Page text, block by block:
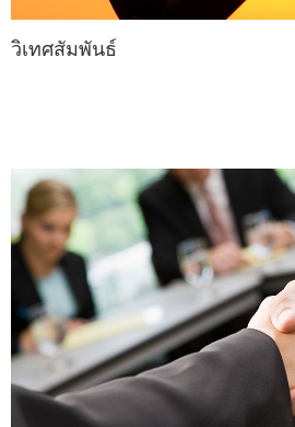
วิเทศสัมพันธ์